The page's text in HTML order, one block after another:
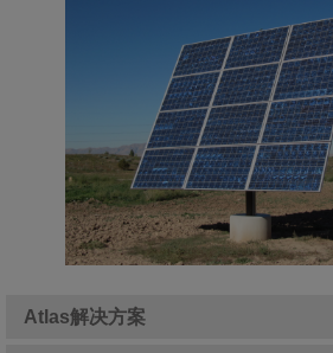
Atlas解决方案